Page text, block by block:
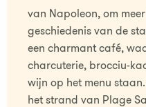
van Napoleon, om
geschiedenis van de
een charmant café,
charcuterie, brocciu-
wijn op het menu
het strand van Plage